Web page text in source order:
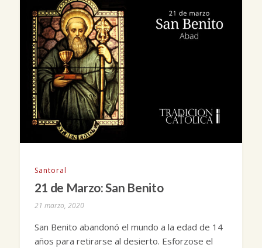
Santoral
21 de Marzo: San Benito
21 marzo, 2020
San Benito abandonó el mundo a la edad de 14
años para retirarse al desierto. Esforzose el